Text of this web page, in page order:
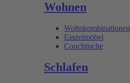
Wohnen
Wohnkombinationen
Einzelmöbel
Couchtische
Schlafen